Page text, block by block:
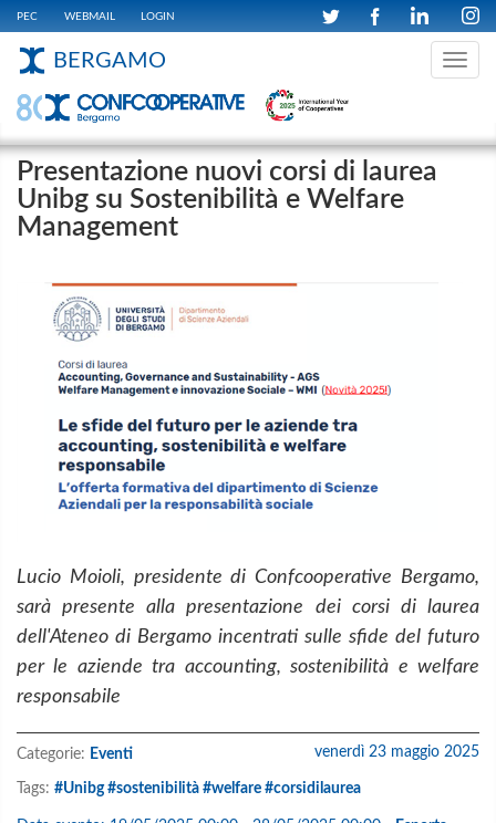
PEC WEBMAIL LOGIN
Toggle
BERGAMO
Presentazione nuovi corsi di laurea
Unibg su Sostenibilità e Welfare
Management
Lucio Moioli, presidente di Confcooperative Bergamo,
sarà presente alla presentazione dei corsi di laurea
dell'Ateneo di Bergamo incentrati sulle sfide del futuro
per le aziende tra accounting, sostenibilità e welfare
responsabile
venerdì 23 maggio 2025
Categorie: Eventi
Tags: #Unibg #sostenibilità #welfare #corsidilaurea